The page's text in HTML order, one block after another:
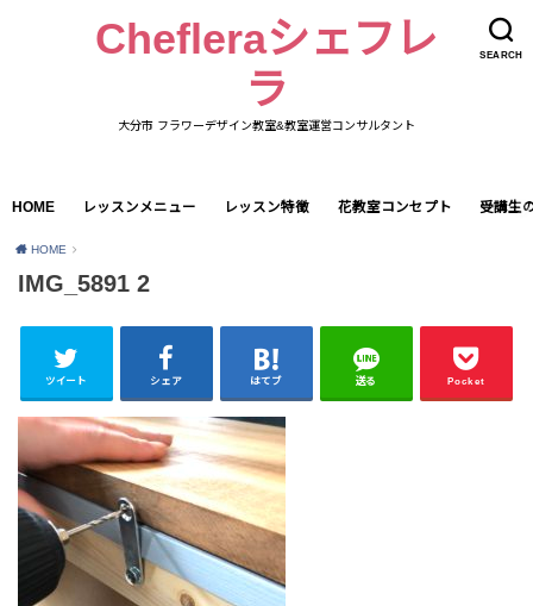
SEARCH
Chefleraシェフレ
ラ
大分市 フラワーデザイン教室&教室運営コンサルタント
HOME レッスンメニュー レッスン特徴 花教室コンセプト 受講生
HOME
IMG_5891 2
ツイート シェア はてブ 送る Pocket